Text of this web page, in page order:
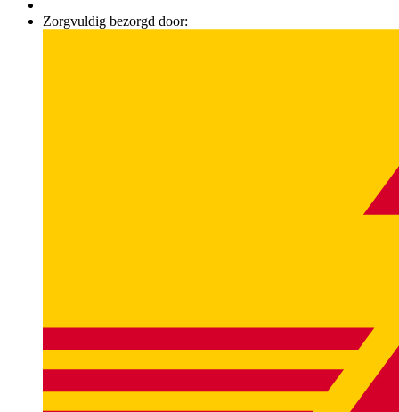
Zorgvuldig bezorgd door: